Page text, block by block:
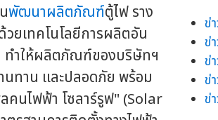
พัฒนาผลิตภัณฑ์ตู้ไฟ ราง
ยเทคโนโลยีการผลิตอัน
ทำให้ผลิตภัณฑ์ของบริษัทฯ
ทาน และปลอดภัย พร้อม
คนไฟฟ้า โซลาร์รูฟ" (Solar
ข่
ข่
ข่
ข่
ข่